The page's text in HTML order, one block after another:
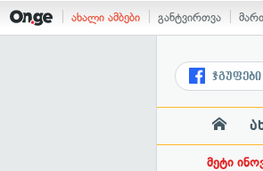
ახალი ამბები განტვირთვა
ჯგუფები
მეტი